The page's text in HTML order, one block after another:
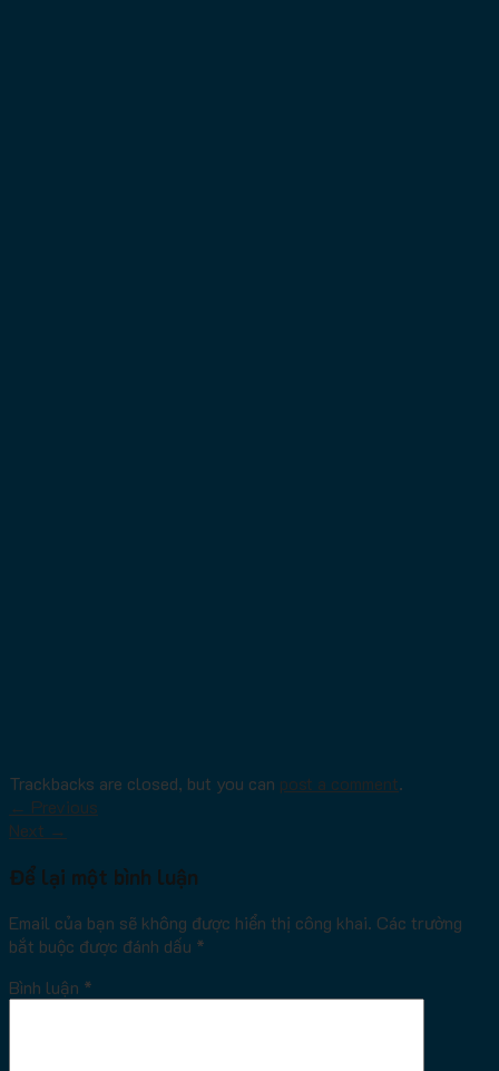
Trackbacks are closed, but you can post a comment.
← Previous
Next →
Để lại một bình luận
Email của bạn sẽ không được hiển thị công khai. Các trường
bắt buộc được đánh dấu *
Bình luận *